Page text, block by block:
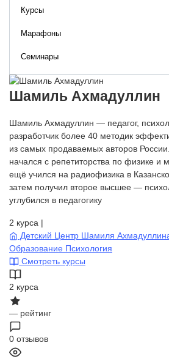
Курсы
Марафоны
Семинары
Шамиль Ахмадуллин
Шамиль Ахмадуллин — педагог,
разработчик более 40 методик
из самых продаваемых авторов
начался с репетиторства по физике и
ещё учился на радиофизика в
затем получил второе высшее —
углубился в педагогику
2 курса |
Детский Центр Шамиля
Образование Психология
Смотреть курсы
2 курса
— рейтинг
0 отзывов